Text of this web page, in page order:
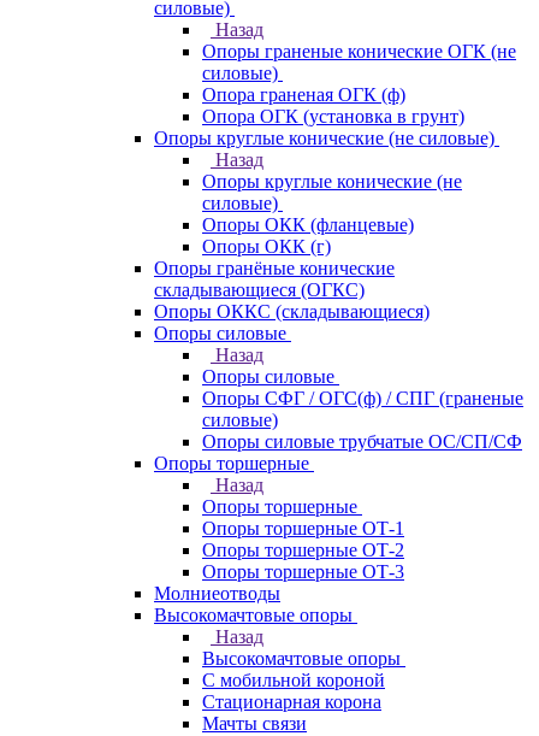
силовые)
Назад
Опоры граненые конические ОГК (не
силовые)
Опора граненая ОГК (ф)
Опора ОГК (установка в грунт)
Опоры круглые конические (не силовые)
Назад
Опоры круглые конические (не
силовые)
Опоры ОКК (фланцевые)
Опоры ОКК (г)
Опоры гранёные конические
складывающиеся (ОГКС)
Опоры ОККС (складывающиеся)
Опоры силовые
Назад
Опоры силовые
Опоры СФГ / ОГС(ф) / СПГ (граненые
силовые)
Опоры силовые трубчатые ОС/СП/СФ
Опоры торшерные
Назад
Опоры торшерные
Опоры торшерные ОТ-1
Опоры торшерные ОТ-2
Опоры торшерные ОТ-3
Молниеотводы
Высокомачтовые опоры
Назад
Высокомачтовые опоры
С мобильной короной
Стационарная корона
Мачты связи